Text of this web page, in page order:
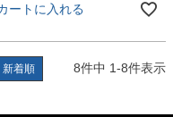
ートに入れる
新着順 8件中 1-8件表示